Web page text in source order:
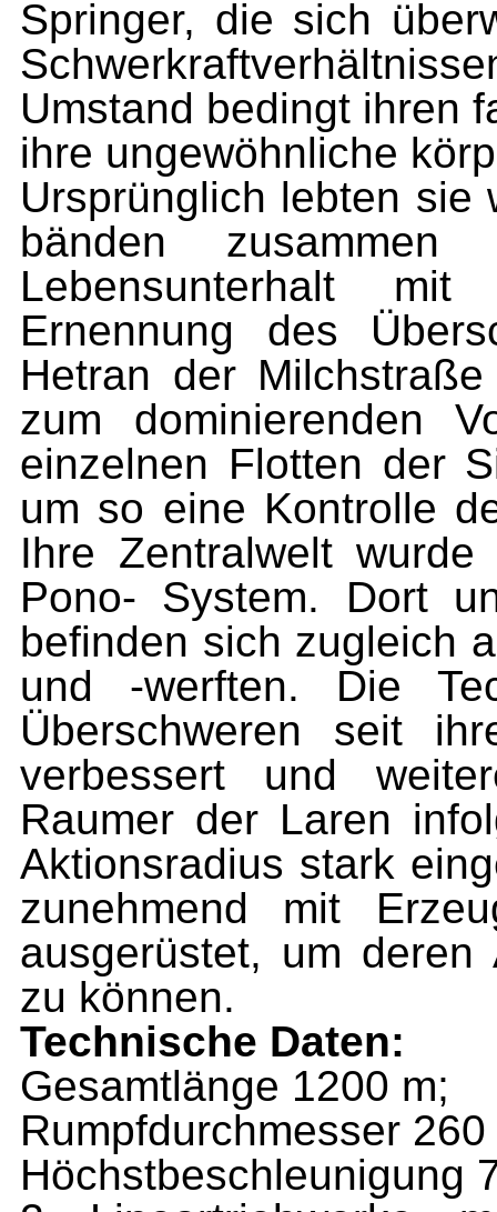
Sprin­ger, die sich
Umstand bedingt ihren
ihre ungewöhnliche
Ursprünglich lebten
bänden
Lebensunterhalt
Ernennung des
Hetran der
zum dominierenden
einzelnen Flotten der
um so eine Kontrolle
Ihre Zentralwelt
Pono- System. Dort
befinden sich zugleich
und -werften. Die
Überschweren seit
verbessert und
Raumer der Laren
Aktionsradius stark
zunehmend mit
ausgerüstet, um deren
zu können.
Technische Daten:
Gesamtlänge 1200 m;
Rumpfdurchmesser
Höchst­beschleunigung